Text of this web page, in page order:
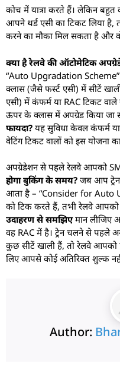
कोच में यात्रा करते हैं। लेकिन बहुत
आपने थर्ड एसी का टिकट लिया है,
करने का मौका मिल सकता है और वो
क्या है रेलवे की ऑटोमेटिक
“Auto Upgradation
क्लास (जैसे फर्स्ट एसी) में सीटें
एसी) में कंफर्म या RAC टिकट वाले
ऊपर के क्लास में अपग्रेड किया जा
फायदा? यह सुविधा केवल कंफर्म या
वेटिंग टिकट वालों को इस योजना
अपग्रेडेशन से पहले रेलवे आपको
होगा बुकिंग के समय? जब आप
आता है – “Consider for
को टिक करते हैं, तभी रेलवे आपको
उदाहरण से समझिएमान लीजिए
वह RAC में है। ट्रेन चलने से पहले
कुछ सीटें खाली हैं, तो रेलवे आपको
लिए आपसे कोई अतिरिक्त शुल्क
Author: